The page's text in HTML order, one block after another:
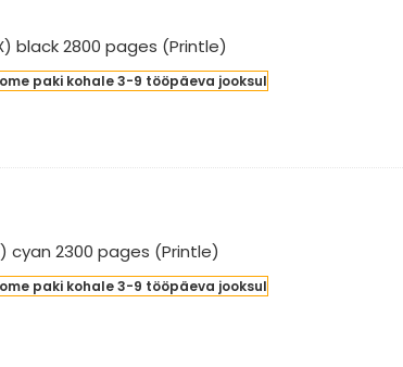
black 2800 pages (Printle)
paki kohale 3-9 tööpäeva jooksul
cyan 2300 pages (Printle)
paki kohale 3-9 tööpäeva jooksul